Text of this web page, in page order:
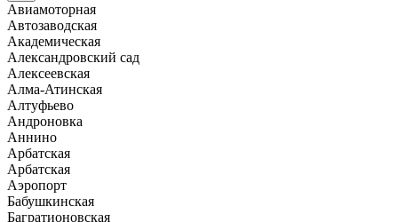
Авиамоторная
Автозаводская
Академическая
Александровский сад
Алексеевская
Алма-Атинская
Алтуфьево
Андроновка
Аннино
Арбатская
Арбатская
Аэропорт
Бабушкинская
Багратионовская